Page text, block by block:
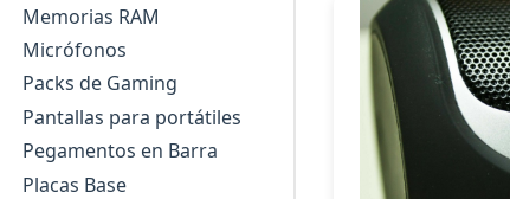
Memorias RAM
Micrófonos
Packs de Gaming
Pantallas para portátiles
Pegamentos en Barra
Placas Base